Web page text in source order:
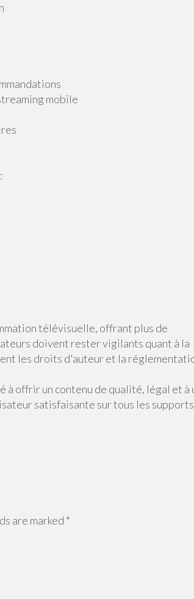
mobile
télévisuelle, offrant plus de
doivent rester vigilants quant à la
les droits d'auteur et la
à offrir un contenu de qualité, légal et à
satisfaisante sur tous les supports
are marked *